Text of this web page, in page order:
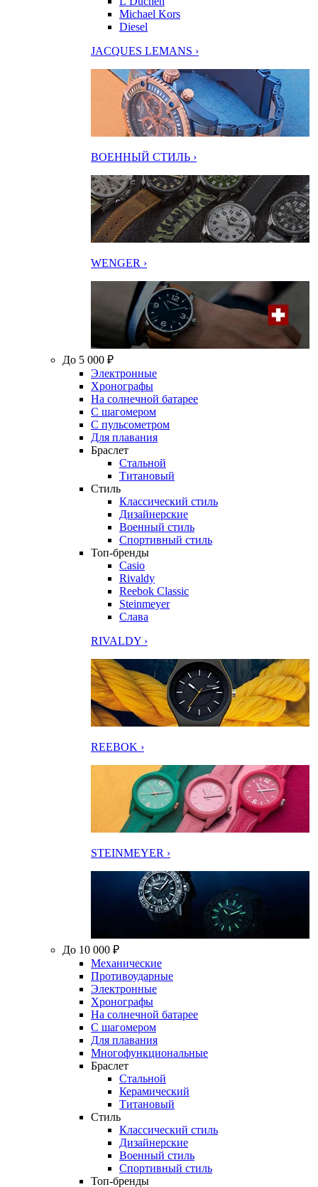
Michael Kors
Diesel
JACQUES LEMANS ›
ВОЕННЫЙ СТИЛЬ ›
WENGER ›
До 5 000 ₽
Электронные
Хронографы
На солнечной батарее
С шагомером
С пульсометром
Для плавания
Браслет
Стальной
Титановый
Стиль
Классический стиль
Дизайнерские
Военный стиль
Спортивный стиль
Топ-бренды
Casio
Rivaldy
Reebok Classic
Steinmeyer
Слава
RIVALDY ›
REEBOK ›
STEINMEYER ›
До 10 000 ₽
Механические
Противоударные
Электронные
Хронографы
На солнечной батарее
С шагомером
Для плавания
Многофункциональные
Браслет
Стальной
Керамический
Титановый
Стиль
Классический стиль
Дизайнерские
Военный стиль
Спортивный стиль
Топ-бренды